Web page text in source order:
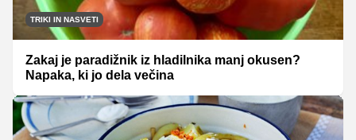
TRIKI IN NASVETI
Zakaj je paradižnik iz hladilnika manj okusen?
Napaka, ki jo dela večina